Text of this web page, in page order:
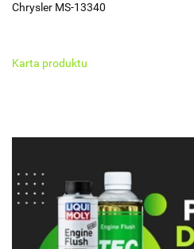
Chrysler MS-13340
Karta produktu